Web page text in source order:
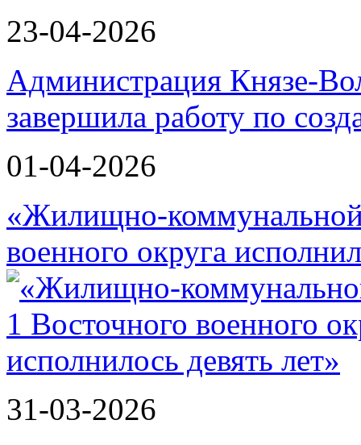
23-04-2026
Администрация Князе-
завершила работу по
01-04-2026
«Жилищно-
военного округа
31-03-2026